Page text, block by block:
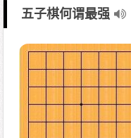
五子棋何谓最强